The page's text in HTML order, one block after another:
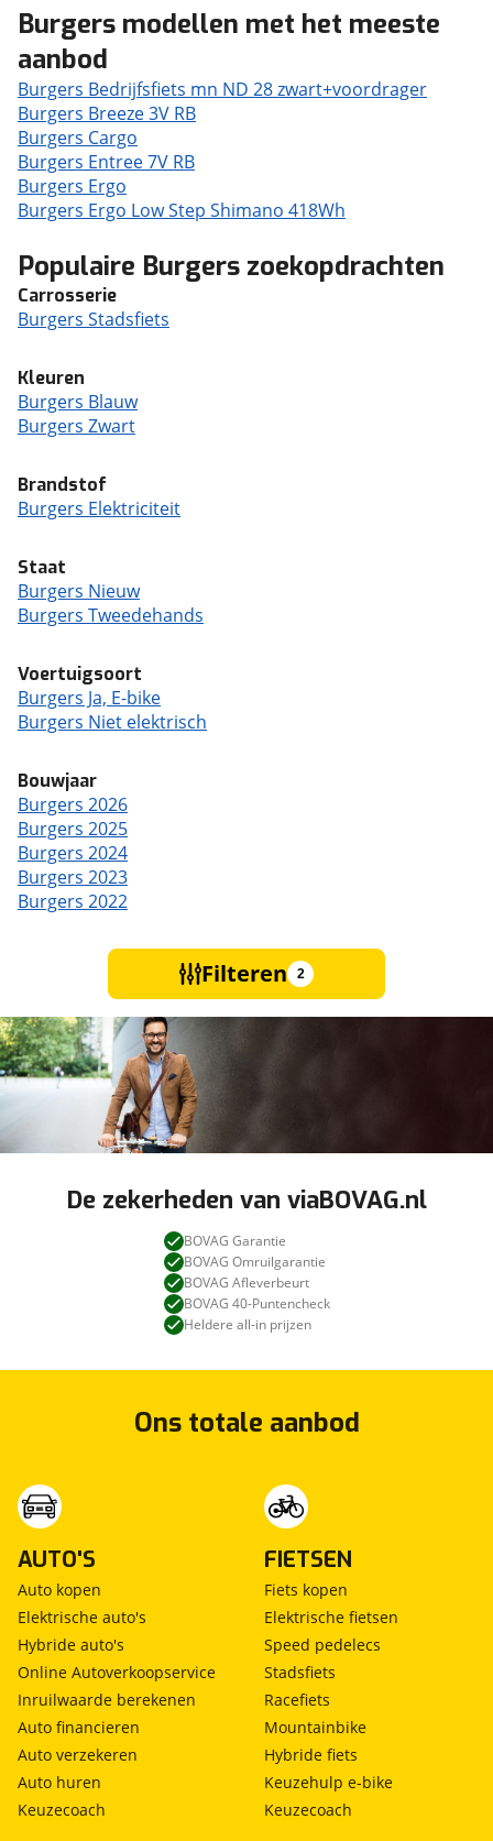
Burgers modellen met het meeste
aanbod
Burgers Bedrijfsfiets mn ND 28 zwart+voordrager
Burgers Breeze 3V RB
Burgers Cargo
Burgers Entree 7V RB
Burgers Ergo
Burgers Ergo Low Step Shimano 418Wh
Populaire Burgers zoekopdrachten
Carrosserie
Burgers Stadsfiets
Kleuren
Burgers Blauw
Burgers Zwart
Brandstof
Burgers Elektriciteit
Staat
Burgers Nieuw
Burgers Tweedehands
Voertuigsoort
Burgers Ja, E-bike
Burgers Niet elektrisch
Bouwjaar
Burgers 2026
Burgers 2025
Burgers 2024
Burgers 2023
Burgers 2022
Filteren 2
De zekerheden van viaBOVAG.nl
BOVAG Garantie
BOVAG Omruilgarantie
BOVAG Afleverbeurt
BOVAG 40-Puntencheck
Heldere all-in prijzen
Ons totale aanbod
AUTO'S
Auto kopen
Elektrische auto's
Hybride auto's
Online Autoverkoopservice
Inruilwaarde berekenen
Auto financieren
Auto verzekeren
Auto huren
Keuzecoach
FIETSEN
Fiets kopen
Elektrische fietsen
Speed pedelecs
Stadsfiets
Racefiets
Mountainbike
Hybride fiets
Keuzehulp e-bike
Keuzecoach